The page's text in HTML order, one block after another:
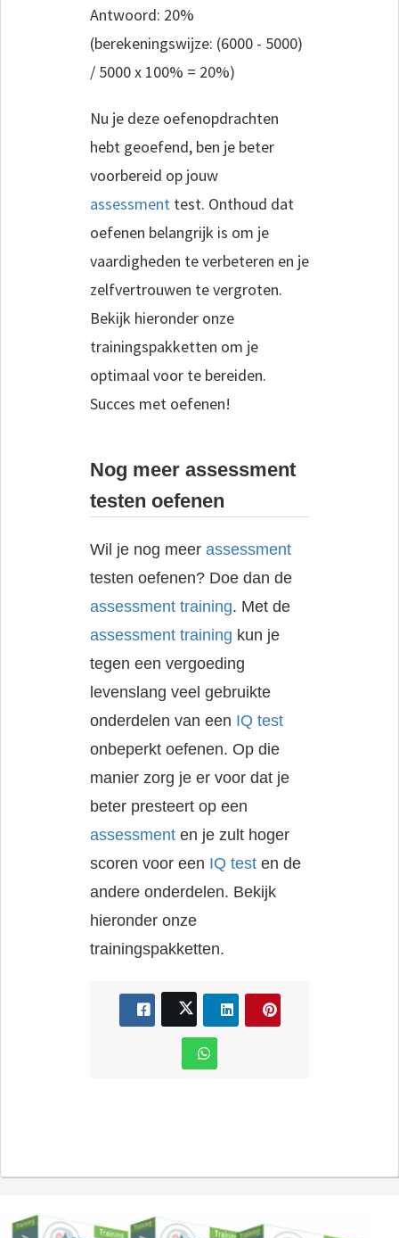
Antwoord: 20%
(berekeningswijze: (6000 - 5000)
/ 5000 x 100% = 20%)
Nu je deze oefenopdrachten
hebt geoefend, ben je beter
voorbereid op jouw
assessment test. Onthoud dat
oefenen belangrijk is om je
vaardigheden te verbeteren en je
zelfvertrouwen te vergroten.
Bekijk hieronder onze
trainingspakketten om je
optimaal voor te bereiden.
Succes met oefenen!
Nog meer assessment
testen oefenen
Wil je nog meer assessment
testen oefenen? Doe dan de
assessment training. Met de
assessment training kun je
tegen een vergoeding
levenslang veel gebruikte
onderdelen van een IQ test
onbeperkt oefenen. Op die
manier zorg je er voor dat je
beter presteert op een
assessment en je zult hoger
scoren voor een IQ test en de
andere onderdelen. Bekijk
hieronder onze
trainingspakketten.